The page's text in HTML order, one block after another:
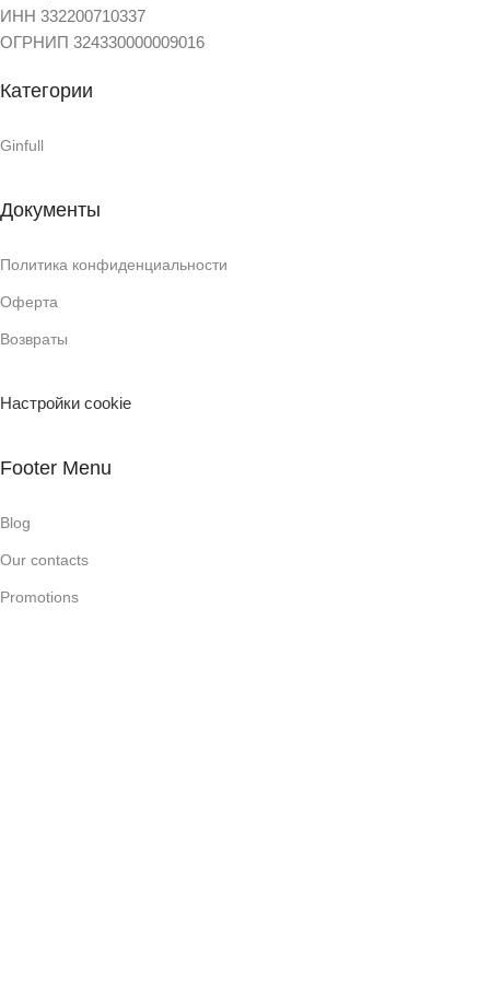
ИНН 332200710337
ОГРНИП 324330000009016
Категории
Ginfull
Документы
Политика конфиденциальности
Оферта
Возвраты
Настройки cookie
Footer Menu
Blog
Our contacts
Promotions